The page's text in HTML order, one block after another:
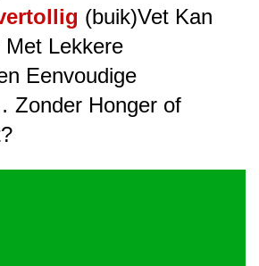
(buik)Vet Kan
Met Lekkere
Eenvoudige
Zonder Honger of